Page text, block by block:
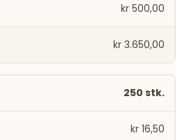
kr 500,00
kr 3.650,00
250 stk.
kr 16,50